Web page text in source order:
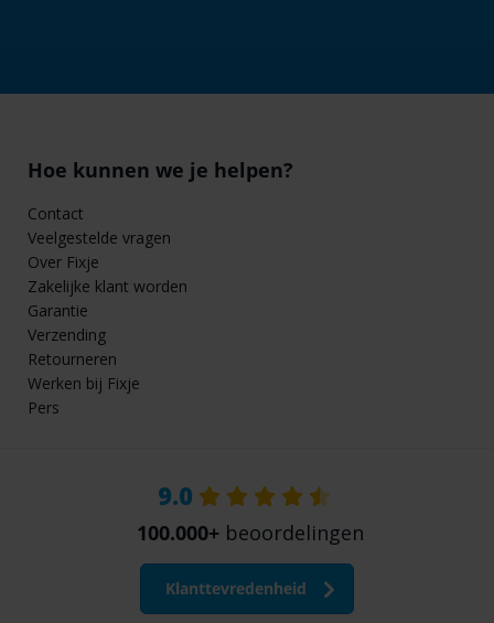
Hoe kunnen we je helpen?
Contact
Veelgestelde vragen
Over Fixje
Zakelijke klant worden
Garantie
Verzending
Retourneren
Werken bij Fixje
Pers
9.0
100.000+ beoordelingen
Klanttevredenheid